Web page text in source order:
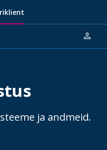
person
ja andmeid.